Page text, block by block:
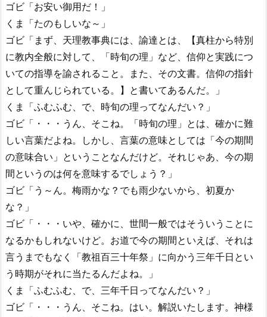
ゴビ「お安い御用だ！」
くま「たのもしいな～」
ゴビ「まず、天理教事典には、諭達とは、【真柱から特別
に教内全般に対して、「時旬の理」など、信仰と実践につ
いての指導を諭されること。また、その文書。信仰の指針
として重んじられている。】と書いてあるんだ。」
くま「ふむふむ、で、時旬の理ってなんだい？」
ゴビ「・・・うん、そこね。「時旬の理」とは、確かに難
しい言葉だよね。しかし、言葉の意味としては「今の期間
の意味合い」ということなんだけど。それじゃあ、今の期
間というのは何を意味するでしょう？」
ゴビ「う～ん。梅雨かな？でも雨少ないから、初夏か
な？」
ゴビ「・・・いや、確かに、世間一般ではそういうことに
なるかもしれないけど。お道で今の期間といえば、それは
言うまでもなく「教祖百三十年祭」に向かう三年千日とい
う時期がそれに当たるんだよね。」
くま「ふむふむ、で、三年千日ってなんだい？」
ゴビ「・・・うん、そこね。はい。解説いたします。神様